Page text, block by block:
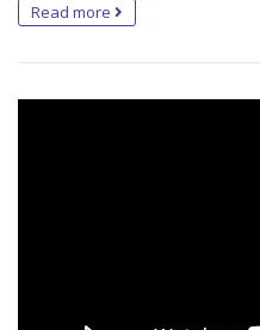
Read more